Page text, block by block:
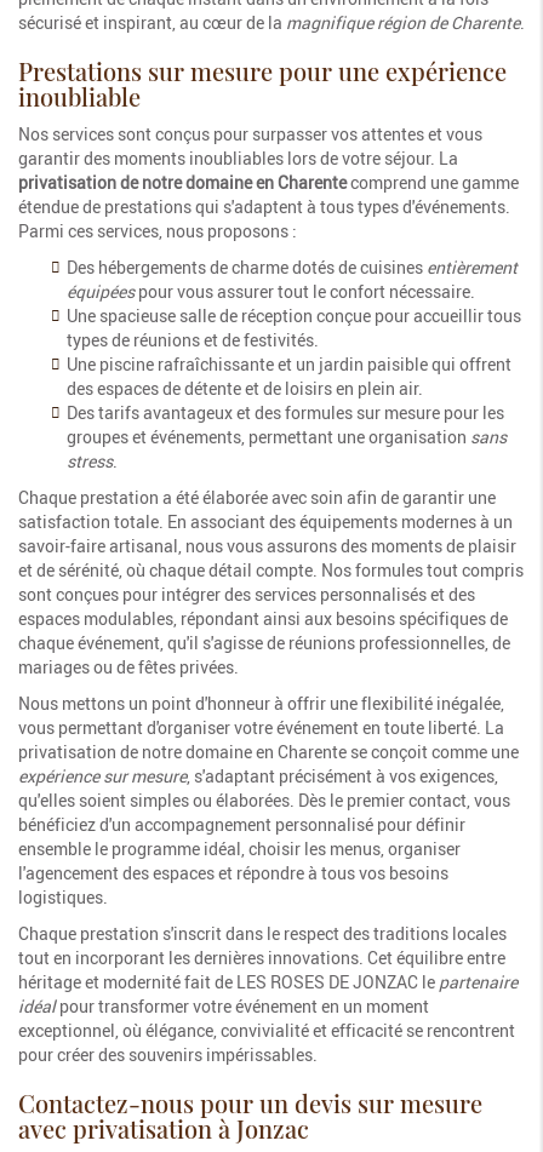
sécurisé et inspirant, au cœur de la magnifique région de Charente.
Prestations sur mesure pour une expérience
inoubliable
Nos services sont conçus pour surpasser vos attentes et vous
garantir des moments inoubliables lors de votre séjour. La
privatisation de notre domaine en Charentecomprend une gamme
étendue de prestations qui s'adaptent à tous types d'événements.
Parmi ces services, nous proposons :
Des hébergements de charme dotés de cuisines entièrement
équipéespour vous assurer tout le confort nécessaire.
Une spacieuse salle de réception conçue pour accueillir tous
types de réunions et de festivités.
Une piscine rafraîchissante et un jardin paisible qui offrent
des espaces de détente et de loisirs en plein air.
Des tarifs avantageux et des formules sur mesure pour les
groupes et événements, permettant une organisation sans
stress.
Chaque prestation a été élaborée avec soin afin de garantir une
satisfaction totale. En associant des équipements modernes à un
savoir-faire artisanal, nous vous assurons des moments de plaisir
et de sérénité, où chaque détail compte. Nos formules tout compris
sont conçues pour intégrer des services personnalisés et des
espaces modulables, répondant ainsi aux besoins spécifiques de
chaque événement, qu'il s'agisse de réunions professionnelles, de
mariages ou de fêtes privées.
Nous mettons un point d'honneur à offrir une flexibilité inégalée,
vous permettant d'organiser votre événement en toute liberté. La
privatisation de notre domaine en Charente se conçoit comme une
expérience sur mesure, s'adaptant précisément à vos exigences,
qu'elles soient simples ou élaborées. Dès le premier contact, vous
bénéficiez d'un accompagnement personnalisé pour définir
ensemble le programme idéal, choisir les menus, organiser
l'agencement des espaces et répondre à tous vos besoins
logistiques.
Chaque prestation s'inscrit dans le respect des traditions locales
tout en incorporant les dernières innovations. Cet équilibre entre
héritage et modernité fait de LES ROSES DE JONZAC le partenaire
idéalpour transformer votre événement en un moment
exceptionnel, où élégance, convivialité et efficacité se rencontrent
pour créer des souvenirs impérissables.
Contactez-nous pour un devis sur mesure
avec privatisation à Jonzac